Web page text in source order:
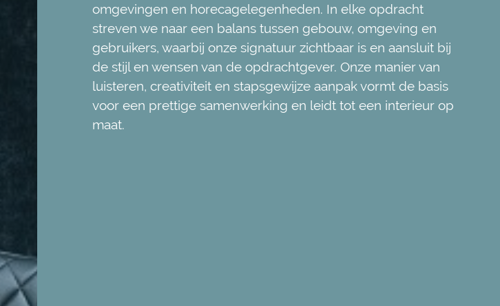
omgevingen en horecagelegenheden. In elke opdracht
streven we naar een balans tussen gebouw, omgeving en
gebruikers, waarbij onze signatuur zichtbaar is en aansluit bij
de stijl en wensen van de opdrachtgever. Onze manier van
luisteren, creativiteit en stapsgewijze aanpak vormt de basis
voor een prettige samenwerking en leidt tot een interieur op
maat.